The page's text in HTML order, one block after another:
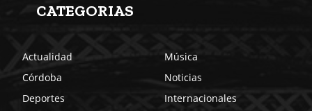
CATEGORIAS
Actualidad
Córdoba
Deportes
Música
Noticias
Internacionales